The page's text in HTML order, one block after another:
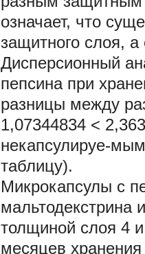
означает, что
защитного слоя,
Дисперсионный
пепсина при
разницы между
1,07344834 <
некапсулируе-
таблицу).
Микрокапсулы с
мальтодекстрина
толщиной слоя 4
месяцев